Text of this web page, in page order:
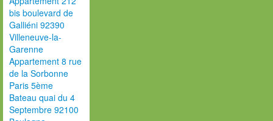
bis boulevard de
Galliéni 92390
Villeneuve-la-
Garenne
Appartement 8 rue
de la Sorbonne
Paris 5ème
Bateau quai du 4
Septembre 92100